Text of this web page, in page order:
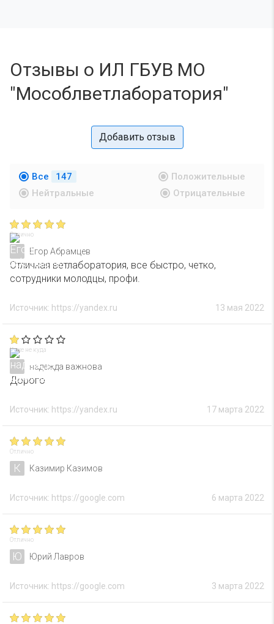
Отзывы о ИЛ ГБУВ МО
"Мособлветлаборатория"
Добавить отзыв
Все 147
Положительные
Нейтральные
Отрицательные
Отлично
Егор Абрамцев
Отличная ветлаборатория, все быстро, четко,
сотрудники молодцы, профи.
13 мая 2022
Источник: https://yandex.ru
Хуже не куда
надежда важнова
Дорого
17 марта 2022
Источник: https://yandex.ru
Отлично
К Казимир Казимов
6 марта 2022
Источник: https://google.com
Отлично
Ю Юрий Лавров
3 марта 2022
Источник: https://google.com